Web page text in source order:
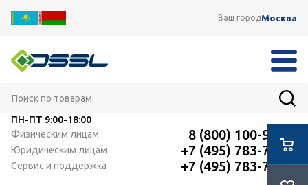
Ваш городМосква
ПН-ПТ 9:00-18:00
Физическим лицам
8 (800) 100-91-12
Юридическим лицам +7 (495) 783-72-87
Сервис и поддержка +7 (495) 783-72-87